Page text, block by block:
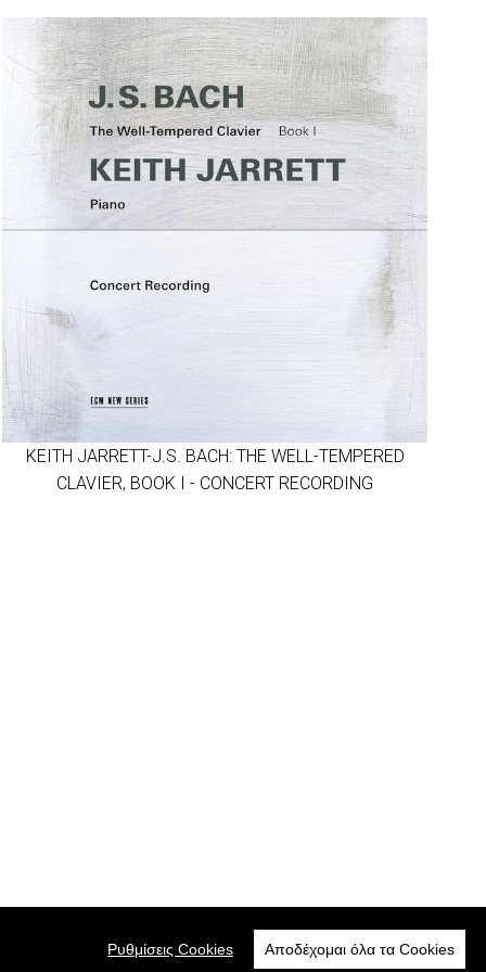
KEITH JARRETT-J.S. BACH: THE WELL-TEMPERED
CLAVIER, BOOK I - CONCERT RECORDING
Ρυθμίσεις Cookies Αποδέχομαι όλα τα Cookies